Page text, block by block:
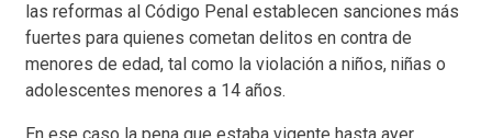
las reformas al Código Penal establecen sanciones más
fuertes para quienes cometan delitos en contra de
menores de edad, tal como la violación a niños, niñas o
adolescentes menores a 14 años.